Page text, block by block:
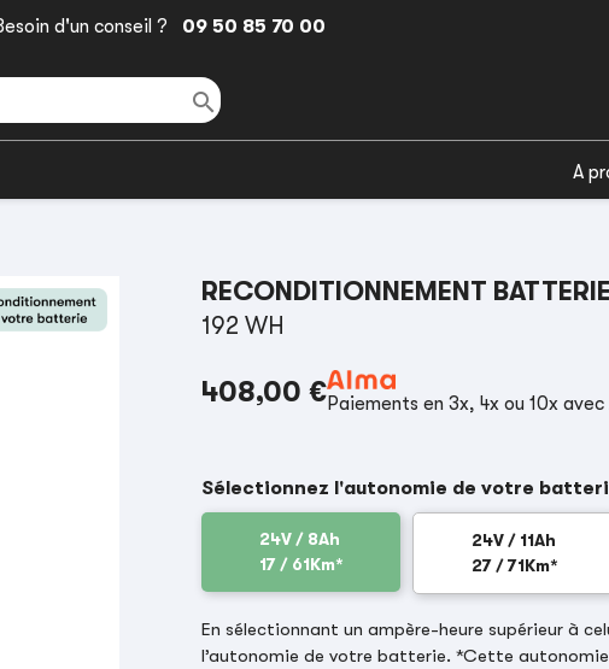
d'un conseil ? 09 50 85 70 00

A
RECONDITIONNEMENT
192 WH
408,00 €Paiements en 3x, 4x ou 10x avec
Sélectionnez l'autonomie de votre
24V / 8Ah
17 / 61Km*
24V / 11Ah
27 / 71Km*
En sélectionnant un ampère-heure supérieur à
l’autonomie de votre batterie. *Cette